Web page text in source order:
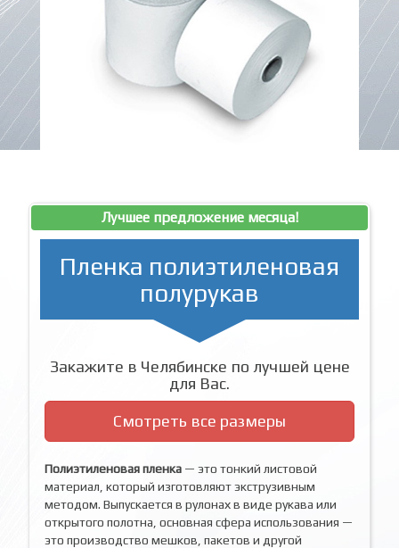
Лучшее предложение месяца!
Пленка полиэтиленовая
полурукав
Закажите в Челябинске по лучшей цене
для Вас.
Смотреть все размеры
Полиэтиленовая пленка — это тонкий листовой
материал, который изготовляют экструзивным
методом. Выпускается в рулонах в виде рукава или
открытого полотна, основная сфера использования —
это производство мешков, пакетов и другой